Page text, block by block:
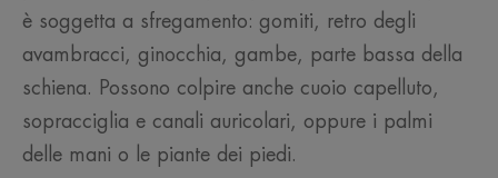
è soggetta a sfregamento: gomiti, retro degli
avambracci, ginocchia, gambe, parte bassa della
schiena. Possono colpire anche cuoio capelluto,
sopracciglia e canali auricolari, oppure i palmi
delle mani o le piante dei piedi.